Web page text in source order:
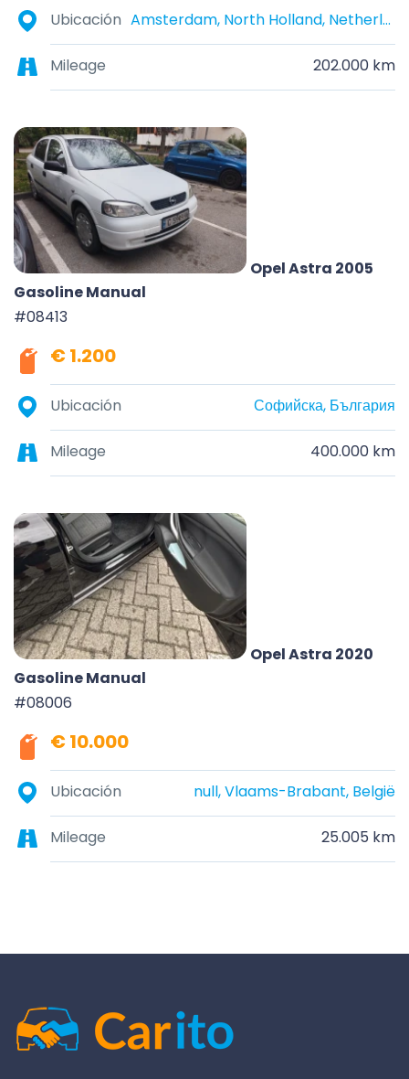
Ubicación Amsterdam, North Holland, Netherlands
Mileage 202.000 km
Opel Astra 2005
Gasoline Manual
#08413
€ 1.200
Ubicación Софийска, България
Mileage 400.000 km
Opel Astra 2020
Gasoline Manual
#08006
€ 10.000
Ubicación null, Vlaams-Brabant, België
Mileage 25.005 km